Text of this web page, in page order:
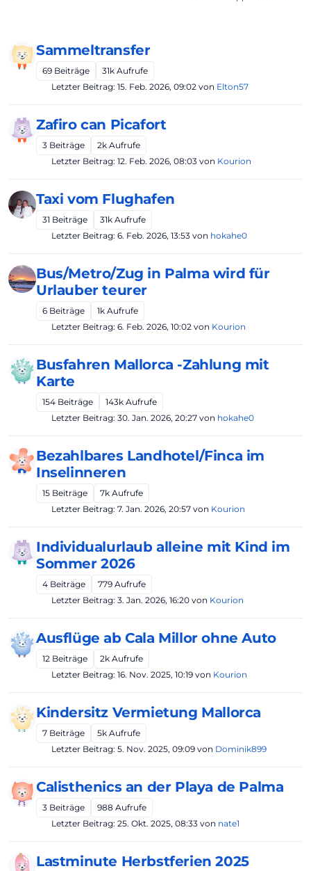
Sammeltransfer
69 Beiträge 31k Aufrufe
Letzter Beitrag: 15. Feb. 2026, 09:02 von Elton57
Zafiro can Picafort
3 Beiträge 2k Aufrufe
Letzter Beitrag: 12. Feb. 2026, 08:03 von Kourion
Taxi vom Flughafen
31 Beiträge 31k Aufrufe
Letzter Beitrag: 6. Feb. 2026, 13:53 von hokahe0
Bus/Metro/Zug in Palma wird für
Urlauber teurer
6 Beiträge 1k Aufrufe
Letzter Beitrag: 6. Feb. 2026, 10:02 von Kourion
Busfahren Mallorca -Zahlung mit
Karte
154 Beiträge 143k Aufrufe
Letzter Beitrag: 30. Jan. 2026, 20:27 von hokahe0
Bezahlbares Landhotel/Finca im
Inselinneren
15 Beiträge 7k Aufrufe
Letzter Beitrag: 7. Jan. 2026, 20:57 von Kourion
Individualurlaub alleine mit Kind im
Sommer 2026
4 Beiträge 779 Aufrufe
Letzter Beitrag: 3. Jan. 2026, 16:20 von Kourion
Ausflüge ab Cala Millor ohne Auto
12 Beiträge 2k Aufrufe
Letzter Beitrag: 16. Nov. 2025, 10:19 von Kourion
Kindersitz Vermietung Mallorca
7 Beiträge 5k Aufrufe
Letzter Beitrag: 5. Nov. 2025, 09:09 von Dominik899
Calisthenics an der Playa de Palma
3 Beiträge 988 Aufrufe
Letzter Beitrag: 25. Okt. 2025, 08:33 von nate1
Lastminute Herbstferien 2025